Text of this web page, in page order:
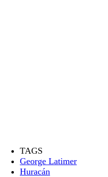
TAGS
George Latimer
Huracán